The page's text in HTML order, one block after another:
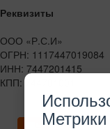
Реквизиты
ООО «Р.С.И»
ОГРН: 1117447019084
ИНН: 7447201415
КПП: 744701001